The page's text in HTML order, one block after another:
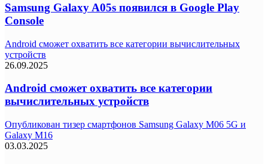
Samsung Galaxy A05s появился в Google Play
Console
Android сможет охватить все категории вычислительных
устройств
26.09.2025
Android сможет охватить все категории
вычислительных устройств
Опубликован тизер смартфонов Samsung Galaxy M06 5G и
Galaxy M16
03.03.2025